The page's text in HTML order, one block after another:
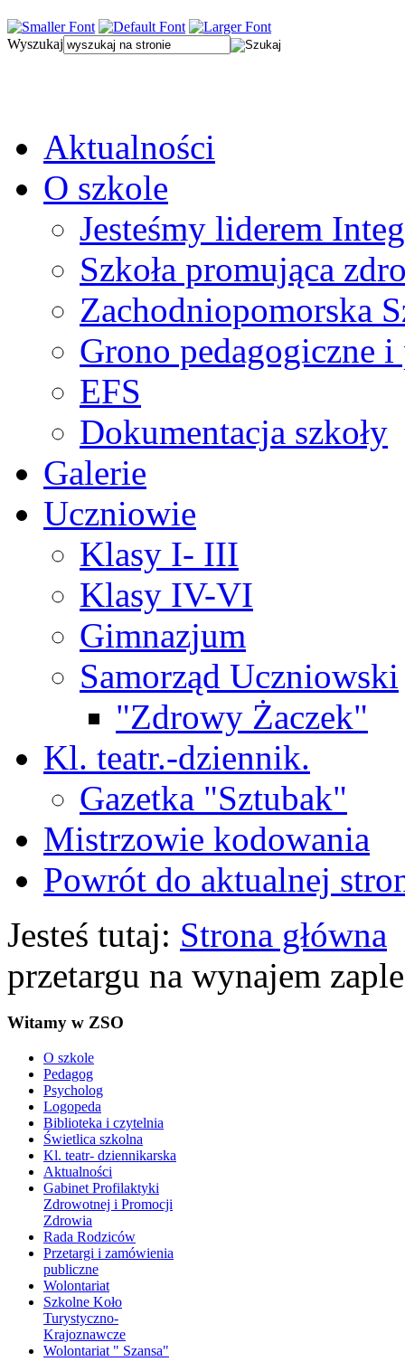
Wyszukaj
Aktualności
O szkole
Jesteśmy liderem
Szkoła promująca
Zachodniopomorska
Grono pedagogiczne
EFS
Dokumentacja szkoły
Galerie
Uczniowie
Klasy I- III
Klasy IV-VI
Gimnazjum
Samorząd Uczniowski
"Zdrowy Żaczek"
Kl. teatr.-dziennik.
Gazetka "Sztubak"
Mistrzowie kodowania
Powrót do aktualnej
Jesteś tutaj: Strona główna
przetargu na wynajem
Witamy w ZSO
O szkole
Pedagog
Psycholog
Logopeda
Biblioteka i czytelnia
Świetlica szkolna
Kl. teatr- dziennikarska
Aktualności
Gabinet Profilaktyki
Zdrowotnej i Promocji
Zdrowia
Rada Rodziców
Przetargi i zamówienia
publiczne
Wolontariat
Szkolne Koło
Turystyczno-
Krajoznawcze
Wolontariat " Szansa"